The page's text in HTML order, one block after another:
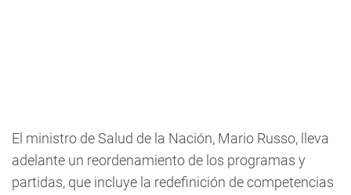
El ministro de Salud de la Nación, Mario Russo, lleva
adelante un reordenamiento de los programas y
partidas, que incluye la redefinición de competencias